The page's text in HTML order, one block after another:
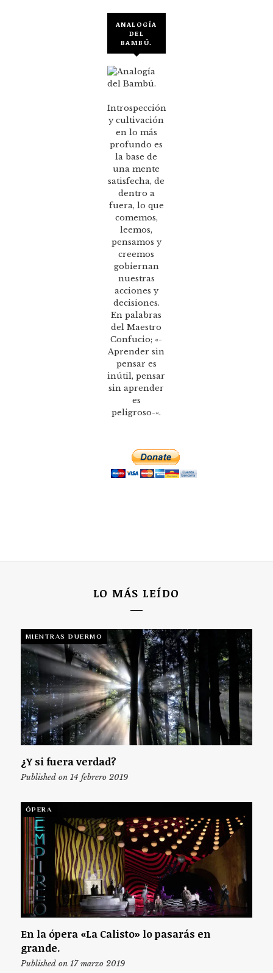
ANALOGÍA
DEL
BAMBÚ.
Introspección
y cultivación
en lo más
profundo es
la base de
una mente
satisfecha, de
dentro a
fuera, lo que
comemos,
leemos,
pensamos y
creemos
gobiernan
nuestras
acciones y
decisiones.
En palabras
del Maestro
Confucio; «-
Aprender sin
pensar es
inútil, pensar
sin aprender
es
peligroso-«.
LO MÁS LEÍDO
MIENTRAS DUERMO
¿Y si fuera verdad?
Published on 14 febrero 2019
ÓPERA
En la ópera «La Calisto» lo pasarás en
grande.
Published on 17 marzo 2019